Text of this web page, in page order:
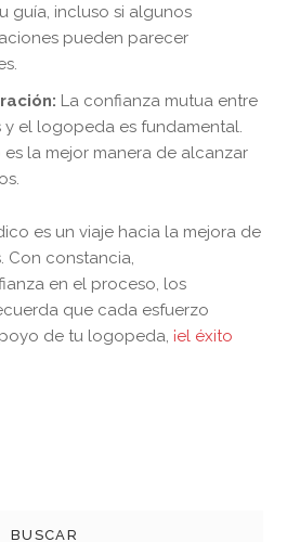
guía, incluso si algunos
pueden parecer
La confianza mutua entre
el logopeda es fundamental.
la mejor manera de alcanzar
es un viaje hacia la mejora de
Con constancia,
en el proceso, los
que cada esfuerzo
de tu logopeda, ¡el éxito
BUSCAR